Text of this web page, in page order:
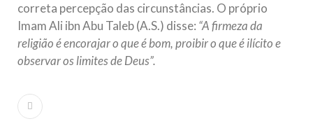
correta percepção das circunstâncias. O próprio
Imam Ali ibn Abu Taleb (A.S.) disse: “A firmeza da
religião é encorajar o que é bom, proibir o que é ilícito e
observar os limites de Deus”.